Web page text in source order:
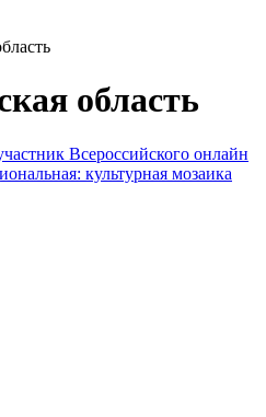
область
Всероссийского онлайн
культурная мозаика